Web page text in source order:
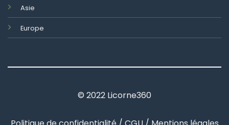
Asie
Europe
© 2022 Licorne360